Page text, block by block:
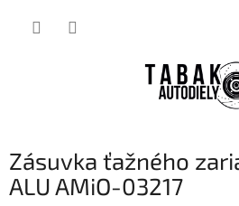
Zásuvka ťažného
ALU AMiO-03217